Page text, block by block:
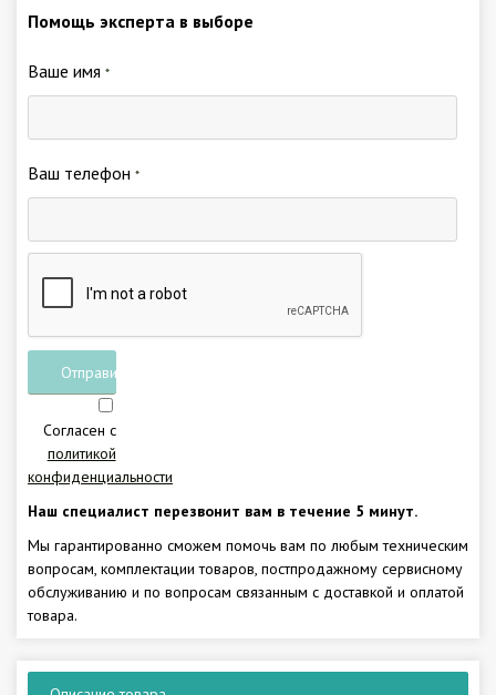
Помощь эксперта в выборе
Ваше имя *
Ваш телефон *
Отправить
заявку
Согласен с
политикой
конфиденциальности
Наш специалист перезвонит вам в течение 5 минут.
Мы гарантированно сможем помочь вам по любым техническим
вопросам, комплектации товаров, постпродажному сервисному
обслуживанию и по вопросам связанным с доставкой и оплатой
товара.